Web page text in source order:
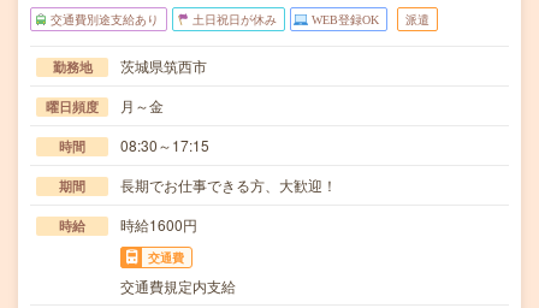
交通費別途支給あり 土日祝日が休み WEB登録OK 派遣
勤務地 茨城県筑西市
曜日頻度 月～金
時間 08:30～17:15
期間 長期でお仕事できる方、大歓迎！
時給 時給1600円
交通費
交通費規定内支給